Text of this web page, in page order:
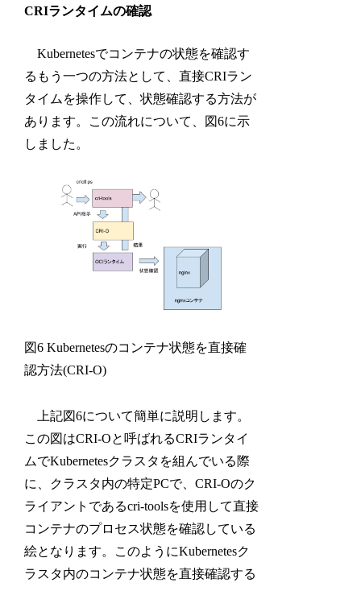
CRIランタイムの確認
Kubernetesでコンテナの状態を確認す
るもう一つの方法として、直接CRIラン
タイムを操作して、状態確認する方法が
あります。この流れについて、図6に示
しました。
図6 Kubernetesのコンテナ状態を直接確
認方法(CRI-O)
上記図6について簡単に説明します。
この図はCRI-Oと呼ばれるCRIランタイ
ムでKubernetesクラスタを組んでいる際
に、クラスタ内の特定PCで、CRI-Oのク
ライアントであるcri-toolsを使用して直接
コンテナのプロセス状態を確認している
絵となります。このようにKubernetesク
ラスタ内のコンテナ状態を直接確認する